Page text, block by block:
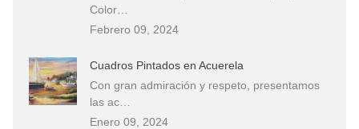
Color…
Febrero 09, 2024
Cuadros Pintados en Acuerela
Con gran admiración y respeto, presentamos
las ac…
Enero 09, 2024